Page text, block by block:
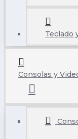
Teclado
Consolas y